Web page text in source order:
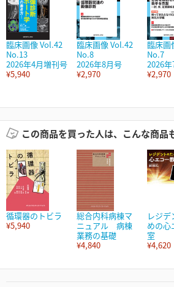
臨床画像 Vol.42
No.13
2026年4月増刊号
¥5,940
臨床画像 Vol.42
No.8
2026年8月号
¥2,970
臨床画
No.7
2026
¥2,970
この商品を買った人は、こんな商品
循環器のトビラ
¥5,940
総合内科病棟マ
ニュアル 病棟
業務の基礎
¥4,840
レジ
めの心
室
¥4,620